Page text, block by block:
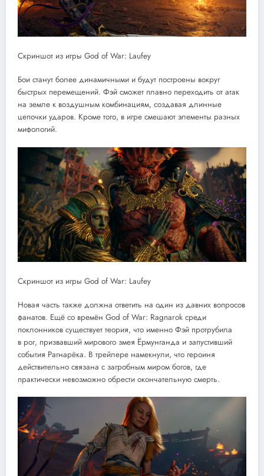
Скриншот из игры God of War: Laufey
Бои станут более динамичными и будут построены вокруг
быстрых перемещений. Фэй сможет плавно переходить от атак
на земле к воздушным комбинациям, создавая длинные
цепочки ударов. Кроме того, в игре смешают элементы разных
мифологий.
Скриншот из игры God of War: Laufey
Новая часть также должна ответить на один из давних вопросов
фанатов. Ещё со времён God of War: Ragnarok среди
поклонников существует теория, что именно Фэй протрубила
в рог, призвавший мирового змея Ёрмунганда и запустивший
события Рагнарёка. В трейлере намекнули, что героиня
действительно связана с загробным миром богов, где
практически невозможно обрести окончательную смерть.